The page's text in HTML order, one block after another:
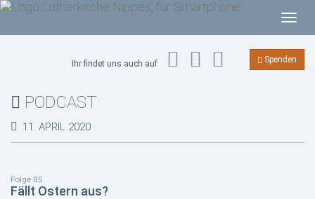
T
o
g
g
a
Ihr findet uns auch auf Spenden
PODCAST
11. APRIL 2020
Folge 05
Fällt Ostern aus?